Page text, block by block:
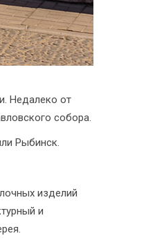
Недалеко от
собора.
Рыбинск.
изделий
и